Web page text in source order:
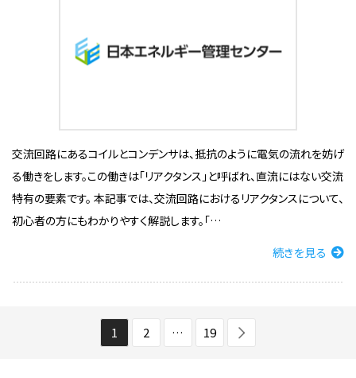
交流回路にあるコイルとコンデンサは、抵抗のように電気の流れを妨げ
る働きをします。この働きは「リアクタンス」と呼ばれ、直流にはない交流
特有の要素です。 本記事では、交流回路におけるリアクタンスについて、
初心者の方にもわかりやすく解説します。「…
続きを見る
1 2 … 19